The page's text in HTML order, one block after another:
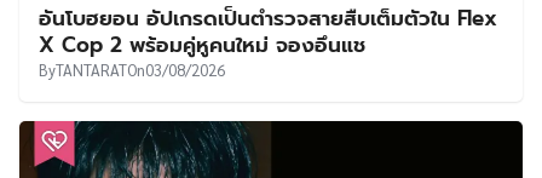
อันโบฮยอน อัปเกรดเป็นตำรวจสายสืบเต็มตัวใน Flex
X Cop 2 พร้อมคู่หูคนใหม่ จองอึนแช
ByTANTARATOn03/08/2026